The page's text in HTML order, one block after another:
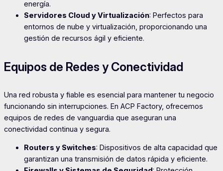
energía.
Servidores Cloud y Virtualización: Perfectos para
entornos de nube y virtualización, proporcionando una
gestión de recursos ágil y eficiente.
Equipos de Redes y Conectividad
Una red robusta y fiable es esencial para mantener tu negocio
funcionando sin interrupciones. En ACP Factory, ofrecemos
equipos de redes de vanguardia que aseguran una
conectividad continua y segura.
Routers y Switches: Dispositivos de alta capacidad que
garantizan una transmisión de datos rápida y eficiente.